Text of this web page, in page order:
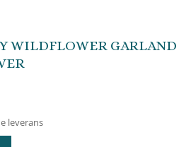
WILDFLOWER GARLAND
leverans